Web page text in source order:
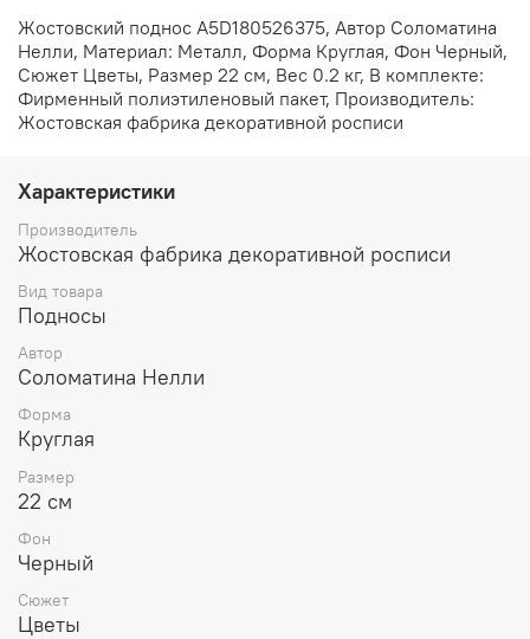
Жостовский поднос A5D180526375, Автор Соломатина
Нелли, Материал: Металл, Форма Круглая, Фон Черный,
Сюжет Цветы, Размер 22 см, Вес 0.2 кг, В комплекте:
Фирменный полиэтиленовый пакет, Производитель:
Жостовская фабрика декоративной росписи
Характеристики
Производитель
Жостовская фабрика декоративной росписи
Вид товара
Подносы
Автор
Соломатина Нелли
Форма
Круглая
Размер
22 см
Фон
Черный
Сюжет
Цветы